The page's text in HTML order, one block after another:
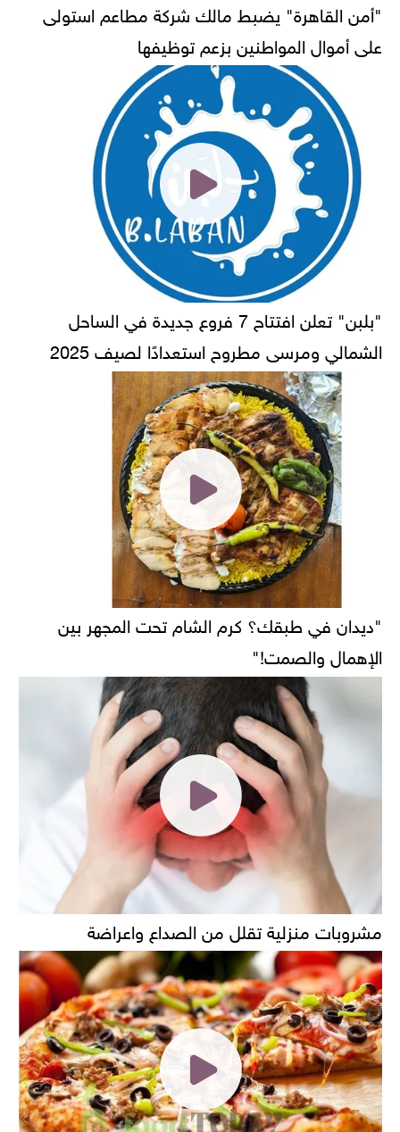
"أمن القاهرة" يضبط مالك شركة مطاعم استولى
على أموال المواطنين بزعم توظيفها
"بلبن" تعلن افتتاح 7 فروع جديدة في الساحل
الشمالي ومرسى مطروح استعدادًا لصيف 2025
"ديدان في طبقك؟ كرم الشام تحت المجهر بين
الإهمال والصمت!"
مشروبات منزلية تقلل من الصداع واعراضة